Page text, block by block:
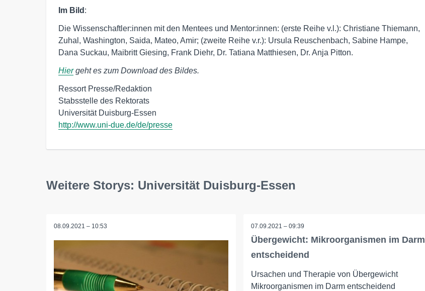
Im Bild :
Die Wissenschaftler:innen mit den Mentees und Mentor:innen: (erste Reihe v.l.): Christiane Thiemann,
Zuhal, Washington, Saida, Mateo, Amir; (zweite Reihe v.r.): Ursula Reuschenbach, Sabine Hampe,
Dana Suckau, Maibritt Giesing, Frank Diehr, Dr. Tatiana Matthiesen, Dr. Anja Pitton.
Hier geht es zum Download des Bildes.
Ressort Presse/Redaktion
Stabsstelle des Rektorats
http://www.uni-due.de/de/presse
Weitere Storys: Universität Duisburg-Essen
08.09.2021 – 10:53 07.09.2021 – 09:39
Übergewicht: Mikroorganismen im Darm
entscheidend
Ursachen und Therapie von Übergewicht
Mikroorganismen im Darm entscheidend